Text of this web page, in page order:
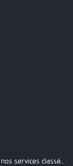
Evaluation HAS : 5 de nos services classés A